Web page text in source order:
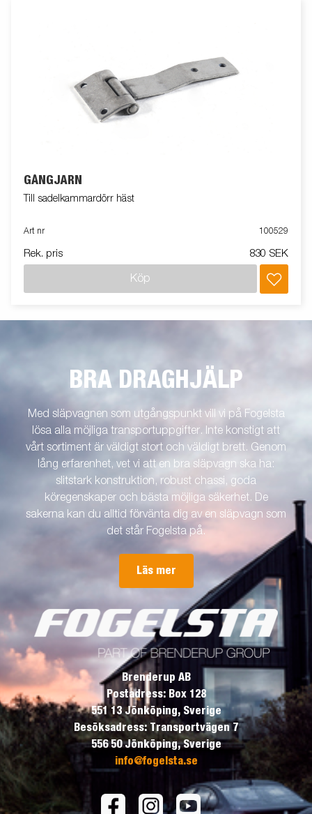
GÅNGJÄRN
Till sadelkammardörr häst
Art nr 100529
Rek. pris 830 SEK
Köp
BRA DRAGHJÄLP
Med släpvagnen som utgångspunkt vill vi på Fogelsta
lösa alla möjliga transportuppgifter. Inte konstigt att
vårt sortiment är väldigt stort och väldigt brett. Genom
lång erfarenhet, vet vi att en bra släpvagn ska ha:
slitstark konstruktion, robust chassi, goda
köregenskaper och bästa möjliga säkerhet. De
sakerna kan du alltid förvänta dig av en släpvagn som
det står Fogelsta på.
Läs mer
Brenderup AB
Postadress: Box 128
551 13 Jönköping, Sverige
Besöksadress: Transportvägen 7
556 50 Jönköping, Sverige
info@fogelsta.se